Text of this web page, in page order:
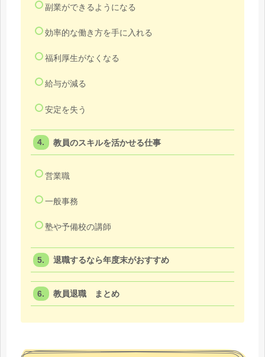
副業ができるようになる
効率的な働き方を手に入れる
福利厚生がなくなる
給与が減る
安定を失う
教員のスキルを活かせる仕事
営業職
一般事務
塾や予備校の講師
退職するなら年度末がおすすめ
教員退職 まとめ